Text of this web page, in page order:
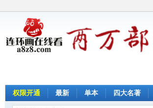
权限开通 最新 单本 四大名著